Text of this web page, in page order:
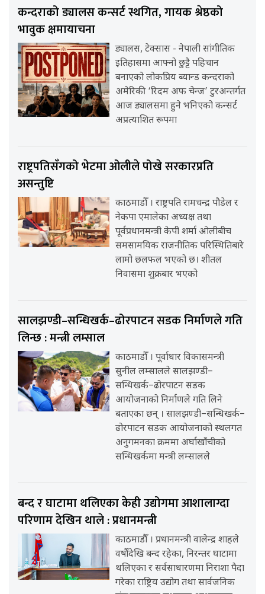
कन्दराको ड्यालस कन्सर्ट स्थगित, गायक श्रेष्ठको
भावुक क्षमायाचना
ड्यालस, टेक्सास - नेपाली सांगीतिक
इतिहासमा आफ्नो छुट्टै पहिचान
बनाएको लोकप्रिय ब्यान्ड कन्दराको
अमेरिकी ‘रिदम अफ चेन्ज’ टुरअन्तर्गत
आज ड्यालसमा हुने भनिएको कन्सर्ट
अप्रत्याशित रूपमा
राष्ट्रपतिसँगको भेटमा ओलीले पोखे सरकारप्रति
असन्तुष्टि
काठमाडौँ । राष्ट्रपति रामचन्द्र पौडेल र
नेकपा एमालेका अध्यक्ष तथा
पूर्वप्रधानमन्त्री केपी शर्मा ओलीबीच
समसामयिक राजनीतिक परिस्थितिबारे
लामो छलफल भएको छ। शीतल
निवासमा शुक्रबार भएको
सालझण्डी–सन्धिखर्क–ढोरपाटन सडक निर्माणले गति
लिन्छ : मन्त्री लम्साल
काठमाडौँ । पूर्वाधार विकासमन्त्री
सुनील लम्सालले सालझण्डी–
सन्धिखर्क–ढोरपाटन सडक
आयोजनाको निर्माणले गति लिने
बताएका छन् । सालझण्डी–सन्धिखर्क–
ढोरपाटन सडक आयोजनाको स्थलगत
अनुगमनका क्रममा अर्घाखाँचीको
सन्धिखर्कमा मन्त्री लम्सालले
बन्द र घाटामा थलिएका केही उद्योगमा आशालाग्दा
परिणाम देखिन थाले : प्रधानमन्त्री
काठमाडौँ । प्रधानमन्त्री वालेन्द्र शाहले
वर्षौंदेखि बन्द रहेका, निरन्तर घाटामा
थलिएका र सर्वसाधारणमा निराशा पैदा
गरेका राष्ट्रिय उद्योग तथा सार्वजनिक